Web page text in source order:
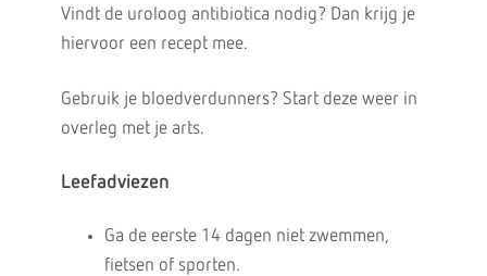
Vindt de uroloog antibiotica nodig? Dan krijg je
hiervoor een recept mee.
Gebruik je bloedverdunners? Start deze weer in
overleg met je arts.
Leefadviezen
Ga de eerste 14 dagen niet zwemmen,
fietsen of sporten.